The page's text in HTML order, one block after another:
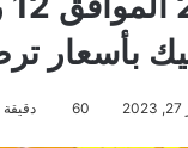
60